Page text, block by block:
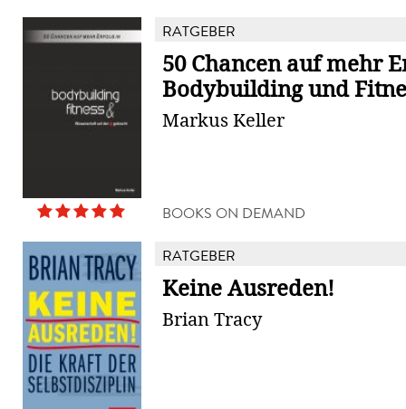
RATGEBER
50 Chancen auf mehr
Bodybuilding und
Markus Keller
BOOKS ON DEMAND
RATGEBER
Keine Ausreden!
Brian Tracy